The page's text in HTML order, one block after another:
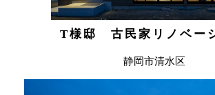
T様邸 古民家リノベー
静岡市清水区